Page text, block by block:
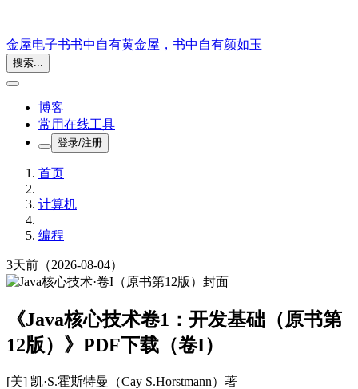
金屋电子书书中自有黄金屋，书中自有颜如玉
搜索...
博客
常用在线工具
登录/注册
首页
计算机
编程
3天前 （2026-08-04）
《Java核心技术卷1：开发基础（原书第
12版）》PDF下载（卷I）
[美] 凯·S.霍斯特曼（Cay S.Horstmann） 著